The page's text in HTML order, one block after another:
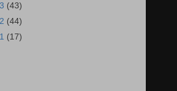
(43)
(44)
(17)